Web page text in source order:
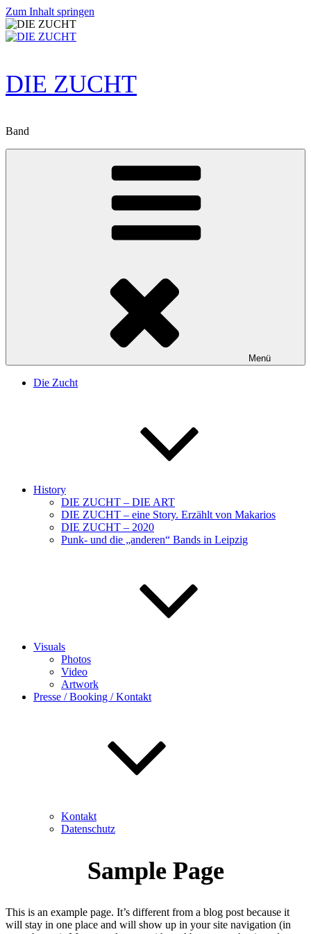
Zum Inhalt springen
DIE ZUCHT
Band
Menü
Die Zucht
History
DIE ZUCHT – DIE ART
DIE ZUCHT – eine Story. Erzählt von Makarios
DIE ZUCHT – 2020
Punk- und die „anderen“ Bands in Leipzig
Visuals
Photos
Video
Artwork
Presse / Booking / Kontakt
Kontakt
Datenschutz
Sample Page
This is an example page. It’s different from a blog post because it
will stay in one place and will show up in your site navigation (in